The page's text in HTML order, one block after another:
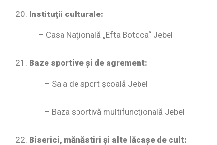
Instituţii culturale:
– Casa Naţională „Efta Botoca“ Jebel
Baze sportive şi de agrement:
– Sala de sport şcoală Jebel
– Baza sportivă multifuncţională Jebel
Biserici, mănăstiri şi alte lăcaşe de cult: